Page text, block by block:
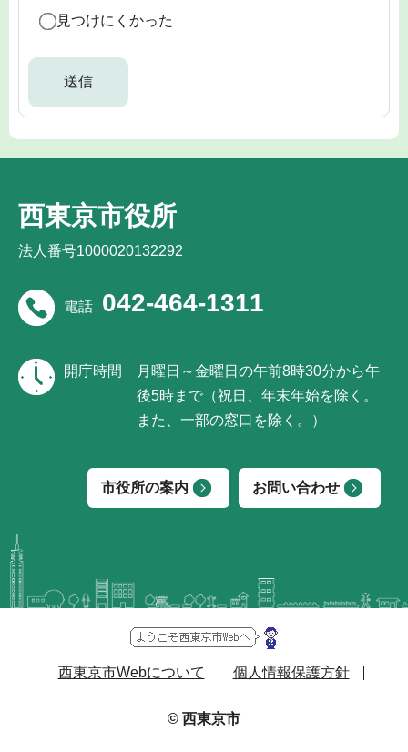
見つけにくかった
西東京市役所
法人番号1000020132292
電話 042-464-1311
開庁時間
月曜日～金曜日の午前8時30分から午
後5時まで（祝日、年末年始を除く。
また、一部の窓口を除く。）
市役所の案内 お問い合わせ
西東京市Webについて 個人情報保護方針
© 西東京市